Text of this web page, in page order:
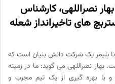
نصراللهی، کارشناس
های تاخیرانداز شعله
پلیمر یک شرکت دانش بنیان است که
است. بهار نصراللهی می گوید: ما در زمینه
با بهره گیری از یک تیم مجرب و